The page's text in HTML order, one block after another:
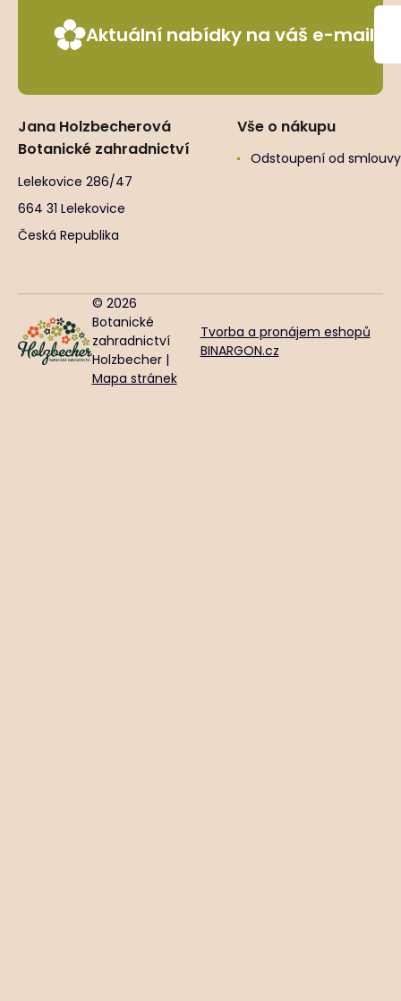
Aktuální nabídky na váš e-mail
Jana Holzbecherová
Botanické zahradnictví
Lelekovice 286/47
664 31 Lelekovice
Česká Republika
Vše o nákupu
Odstoupení od smlouvy
© 2026
Botanické
zahradnictví
Holzbecher |
Mapa stránek
Tvorba a pronájem eshopů
BINARGON.cz